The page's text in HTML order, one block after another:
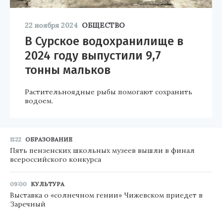
22 ноября 2024 ОБЩЕСТВО
В Сурское водохранилище в
2024 году выпустили 9,7
тонны мальков
Растительноядные рыбы помогают сохранить
водоем.
11:22 ОБРАЗОВАНИЕ
Пять пензенских школьных музеев вышли в финал
всероссийского конкурса
09:00 КУЛЬТУРА
Выставка о «солнечном гении» Чижевском приедет в
Заречный